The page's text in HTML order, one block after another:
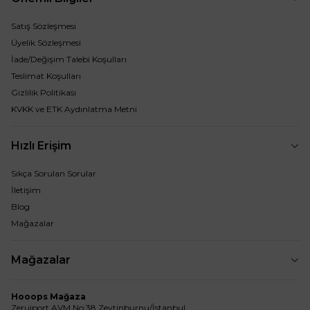
Satış Sözleşmesi
Üyelik Sözleşmesi
İade/Değişim Talebi Koşulları
Teslimat Koşulları
Gizlilik Politikası
KVKK ve ETK Aydınlatma Metni
Hızlı Erişim
Sıkça Sorulan Sorular
İletişim
Blog
Mağazalar
Mağazalar
Hooops Mağaza
Zerujport AVM No:38 Zeytinburnu/İstanbul